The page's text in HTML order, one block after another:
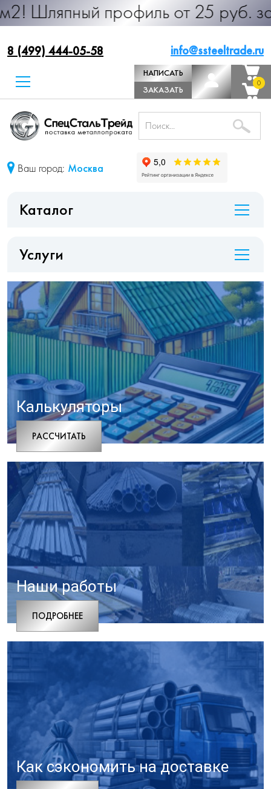
профиль от 25 руб. за м.п.
8 (499) 444-05-58 info@ssteeltrade.ru
НАПИСАТЬ
ДИРЕКТОРУ
ЗАКАЗАТЬ
ЗВОНОК
0
0
Ваш город: Москва
Каталог
Услуги
Калькуляторы
РАCСЧИТАТЬ
Наши работы
ПОДРОБНЕЕ
Как сэкономить на доставке